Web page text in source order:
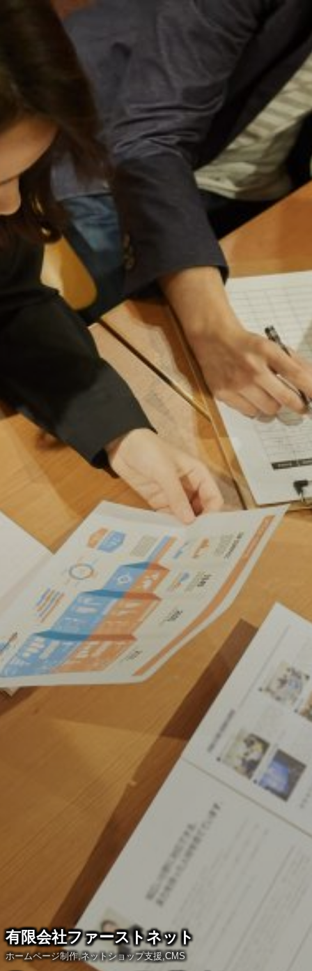
ッ
プ
有限会社ファーストネット
ホームページ制作,ネットショップ支援,CMS